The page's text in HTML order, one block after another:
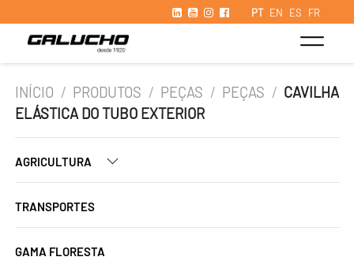
PT EN ES FR
INÍCIO / PRODUTOS / PEÇAS / PEÇAS / CAVILHA
ELÁSTICA DO TUBO EXTERIOR
AGRICULTURA
TRANSPORTES
GAMA FLORESTA